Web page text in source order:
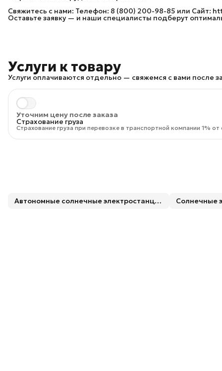
Свяжитесь с нами: Телефон: 8 (800) 200-98-85 или Сайт:
Оставьте заявку — и наши специалисты подберут
Услуги к товару
Услуги оплачиваются отдельно — свяжемся с вами после
Уточним цену после заказа
Страхование груза
Страхование груза при перевозке в транспортной компании 1% от
Автономные солнечные электростанции Солнечные